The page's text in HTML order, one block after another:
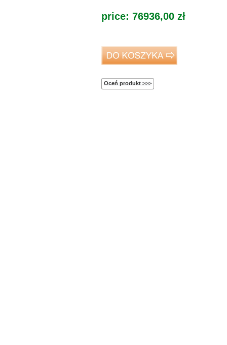
price: 76936,00 zł
Oceń produkt >>>